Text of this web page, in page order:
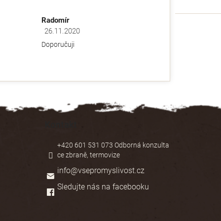
Radomír
Hodnocení obchodu je 5 z 5 hvězdiček.
26.11.2020
Doporučuji
info@vsepromyslivost.cz
+420 601 531 073 Odborná konzulta
ce zbraně, termovize
Sledujte nás na facebooku